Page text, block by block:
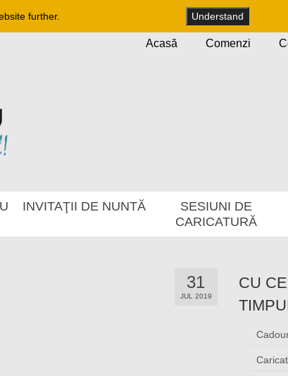
Acasă Comenzi
INVITAŢII DE NUNTĂ
SESIUNI DE
CARICATURĂ
31
JUL 2019
CU
further. Understand